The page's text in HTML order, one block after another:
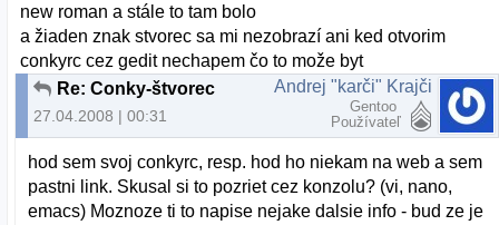
new roman a stále to tam bolo
a žiaden znak stvorec sa mi nezobrazí ani ked otvorim
conkyrc cez gedit nechapem čo to može byt
Re: Conky-štvorec
27.04.2008 | 00:31
Andrej "karči" Krajči
Gentoo
Používateľ
hod sem svoj conkyrc, resp. hod ho niekam na web a sem
pastni link. Skusal si to pozriet cez konzolu? (vi, nano,
emacs) Moznoze ti to napise nejake dalsie info - bud ze je